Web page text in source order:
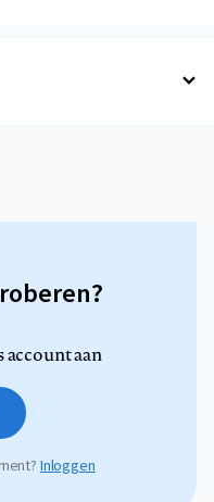
account aan
Inloggen